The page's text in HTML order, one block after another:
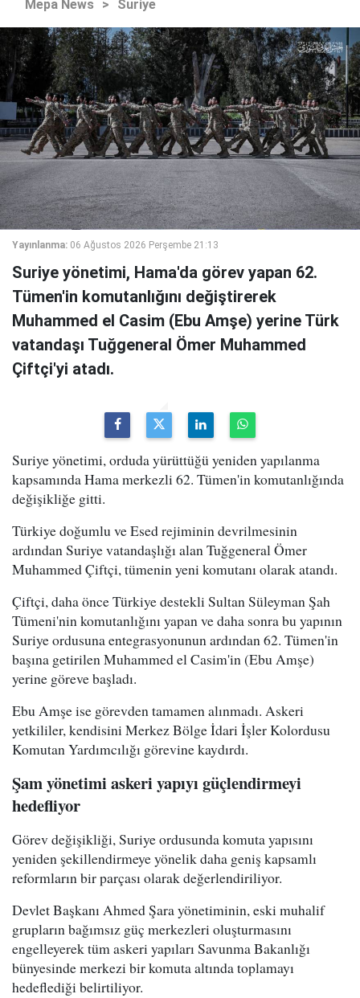
Mepa News > Suriye
Yayınlanma: 06 Ağustos 2026 Perşembe 21:13
Suriye yönetimi, Hama'da görev yapan 62.
Tümen'in komutanlığını değiştirerek
Muhammed el Casim (Ebu Amşe) yerine Türk
vatandaşı Tuğgeneral Ömer Muhammed
Çiftçi'yi atadı.
Suriye yönetimi, orduda yürüttüğü yeniden yapılanma
kapsamında Hama merkezli 62. Tümen'in komutanlığında
değişikliğe gitti.
Türkiye doğumlu ve Esed rejiminin devrilmesinin
ardından Suriye vatandaşlığı alan Tuğgeneral Ömer
Muhammed Çiftçi, tümenin yeni komutanı olarak atandı.
Çiftçi, daha önce Türkiye destekli Sultan Süleyman Şah
Tümeni'nin komutanlığını yapan ve daha sonra bu yapının
Suriye ordusuna entegrasyonunun ardından 62. Tümen'in
başına getirilen Muhammed el Casim'in (Ebu Amşe)
yerine göreve başladı.
Ebu Amşe ise görevden tamamen alınmadı. Askeri
yetkililer, kendisini Merkez Bölge İdari İşler Kolordusu
Komutan Yardımcılığı görevine kaydırdı.
Şam yönetimi askeri yapıyı güçlendirmeyi
hedefliyor
Görev değişikliği, Suriye ordusunda komuta yapısını
yeniden şekillendirmeye yönelik daha geniş kapsamlı
reformların bir parçası olarak değerlendiriliyor.
Devlet Başkanı Ahmed Şara yönetiminin, eski muhalif
grupların bağımsız güç merkezleri oluşturmasını
engelleyerek tüm askeri yapıları Savunma Bakanlığı
bünyesinde merkezi bir komuta altında toplamayı
hedeflediği belirtiliyor.